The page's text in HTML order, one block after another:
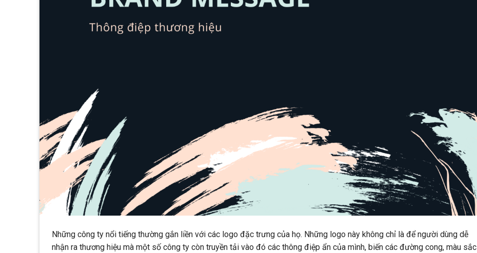
Những công ty nổi tiếng thường gắn liền với các logo đặc trưng của họ. Những logo này không chỉ là để người dùng dễ
nhận ra thương hiệu mà một số công ty còn truyền tải vào đó các thông điệp ẩn của mình, biến các đường cong, màu sắc